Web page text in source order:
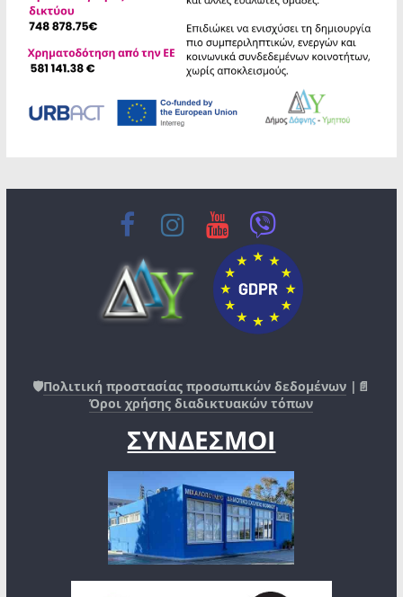
🛡️Πολιτική προστασίας προσωπικών δεδομένων |📄
Όροι χρήσης διαδικτυακών τόπων
ΣΥΝΔΕΣΜΟΙ